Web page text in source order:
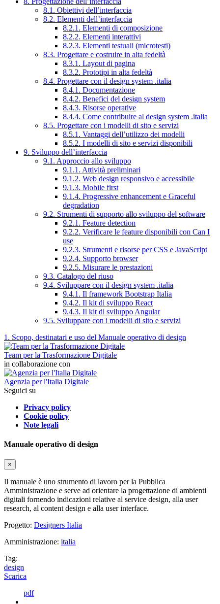
8.1. Obiettivi dell’interfaccia
8.2. Elementi dell’interfaccia
8.2.1. Elementi di composizione
8.2.2. Elementi interattivi
8.2.3. Elementi testuali (microtesti)
8.3. Progettare e costruire in alta fedeltà
8.3.1. Layout di pagina
8.3.2. Prototipi in alta fedeltà
8.4. Progettare con il design system .italia
8.4.1. Documentazione
8.4.2. Benefici del design system
8.4.3. Risorse operative
8.4.4. Come contribuire al design system .italia
8.5. Progettare con i modelli di sito e servizi
8.5.1. Vantaggi dell’utilizzo dei modelli
8.5.2. I modelli di sito e servizi disponibili
9. Sviluppo dell’interfaccia
9.1. Approccio allo sviluppo
9.1.1. Attività preliminari
9.1.2. Web design responsivo e accessibile
9.1.3. Mobile first
9.1.4. Progressive enhancement e Graceful
degradation
9.2. Strumenti di supporto allo sviluppo del software
9.2.1. Feature detection
9.2.2. Verificare le feature disponibili con Can I
use
9.2.3. Strumenti e risorse per CSS e JavaScript
9.2.4. Supporto browser
9.2.5. Misurare le prestazioni
9.3. Catalogo del riuso
9.4. Sviluppare con il design system .italia
9.4.1. Il framework Bootstrap Italia
9.4.2. Il kit di sviluppo React
9.4.3. Il kit di sviluppo Angular
9.5. Sviluppare con i modelli di sito e servizi
1. Scopo, destinatari e uso del Manuale operativo di design
Team per la Trasformazione Digitale
in collaborazione con
Agenzia per l'Italia Digitale
Seguici su
Privacy policy
Cookie policy
Note legali
Manuale operativo di design
×
Il manuale è uno strumento di lavoro per la Pubblica
Amministrazione e serve ad orientare la progettazione di ambienti
digitali fornendo indicazioni relative al service design, alla user
research, al content design e alla user interface.
Progetto: Designers Italia
Amministrazione: italia
Tag:
design
Scarica
pdf